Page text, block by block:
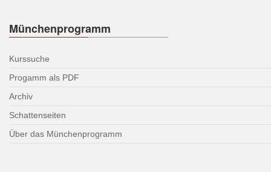
Münchenprogramm
Kurssuche
Progamm als PDF
Archiv
Schattenseiten
Über das Münchenprogramm